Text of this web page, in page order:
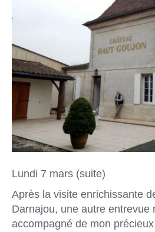
Lundi 7 mars (suite)
Après la visite enrichissante
Darnajou, une autre entrevue
accompagné de mon